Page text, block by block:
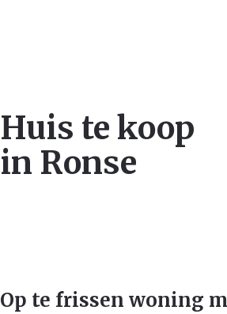
Huis te koop
in Ronse
Op te frissen woning